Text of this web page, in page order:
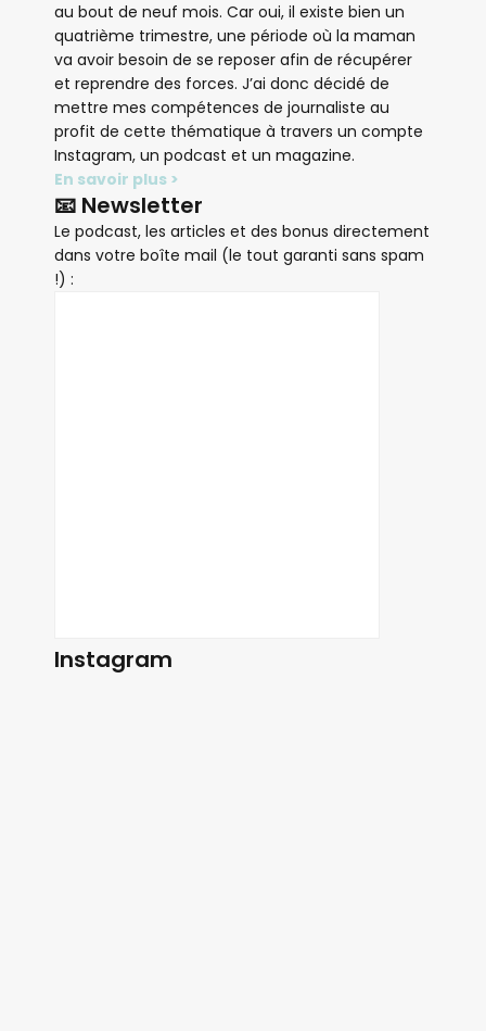
au bout de neuf mois. Car oui, il existe bien un
quatrième trimestre, une période où la maman
va avoir besoin de se reposer afin de récupérer
et reprendre des forces. J’ai donc décidé de
mettre mes compétences de journaliste au
profit de cette thématique à travers un compte
Instagram, un podcast et un magazine.
En savoir plus >
📧 Newsletter
Le podcast, les articles et des bonus directement
dans votre boîte mail (le tout garanti sans spam
!) :
Instagram